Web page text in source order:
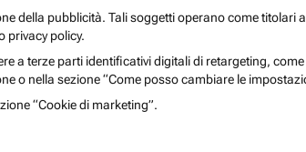
della pubblicità. Tali soggetti operano come
privacy policy.
a terze parti identificativi digitali di retargeting,
o nella sezione “Come posso cambiare le
“Cookie di marketing”.